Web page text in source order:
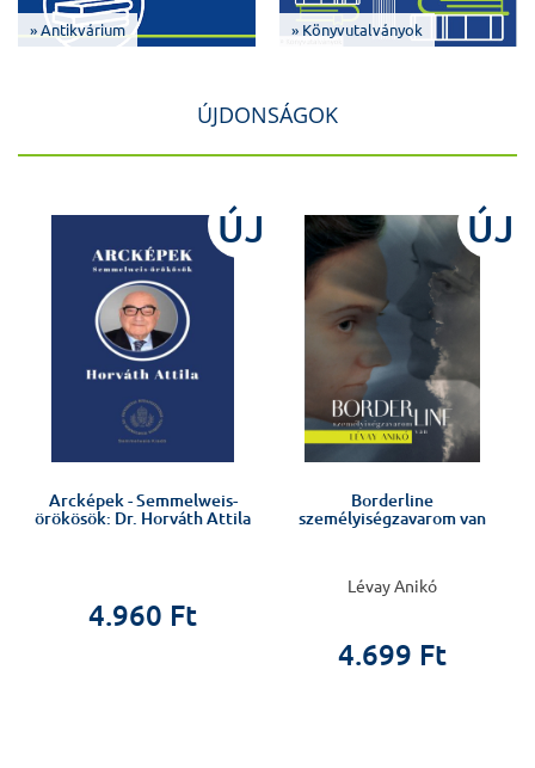
» Antikvárium » Könyvutalványok
ÚJDONSÁGOK
ÚJ
Arcképek - Semmelweis-
örökösök: Dr. Horváth Attila
4.960 Ft
ÚJ
Borderline
személyiségzavarom van
Lévay Anikó
4.699 Ft